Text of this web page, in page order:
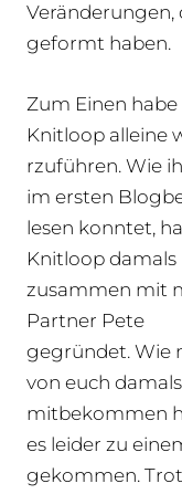
Veränderungen,
geformt haben.
Zum Einen
Knitloop alleine
rzuführen. Wie
im ersten
lesen konntet,
Knitloop damals
zusammen mit
Partner Pete
gegründet. Wie
von euch damals
mitbekommen
es leider zu
gekommen.